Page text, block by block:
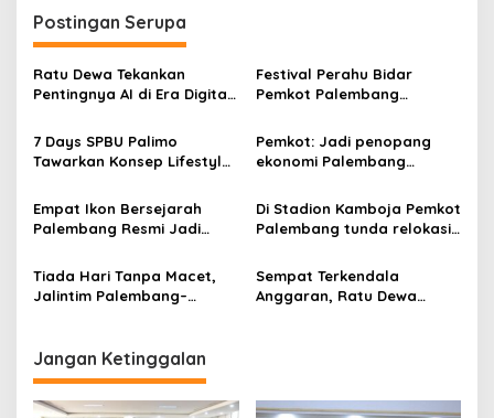
n
a
v
g
a
t
i
o
n
Postingan Serupa
Ratu Dewa Tekankan
Pentingnya AI di Era Digital,
Festival Perahu Bidar
Pemkot Palembang
7 Days SPBU Palimo
Tawarkan Konsep Lifestyle
Hangout Baru di Tengah
Kota Palembang
Pemkot: Jadi penopang
ekonomi Palembang
Empat Ikon Bersejarah
Palembang Resmi Jadi
Di Stadion Kamboja Pemkot
Palembang tunda relokasi
Tiada Hari Tanpa Macet,
Jalintim Palembang–
Sempat Terkendala
Anggaran, Ratu Dewa
Jangan Ketinggalan